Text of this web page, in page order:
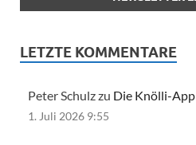
LETZTE KOMMENTARE
Peter Schulz zu Die Knölli-App
1. Juli 2026 9:55